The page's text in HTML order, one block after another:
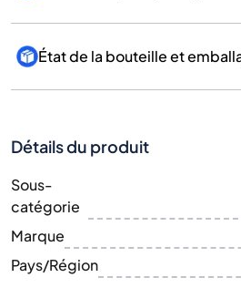
État de la bouteille et
Détails du produit
Sous-
catégorie
Marque
Pays/Région